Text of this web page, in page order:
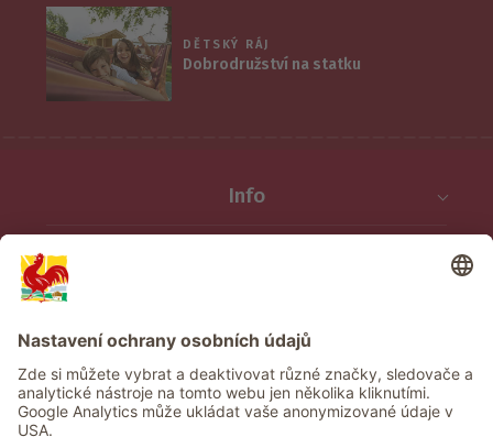
DĚTSKÝ RÁJ
Dobrodružství na statku
Info
Newsletter